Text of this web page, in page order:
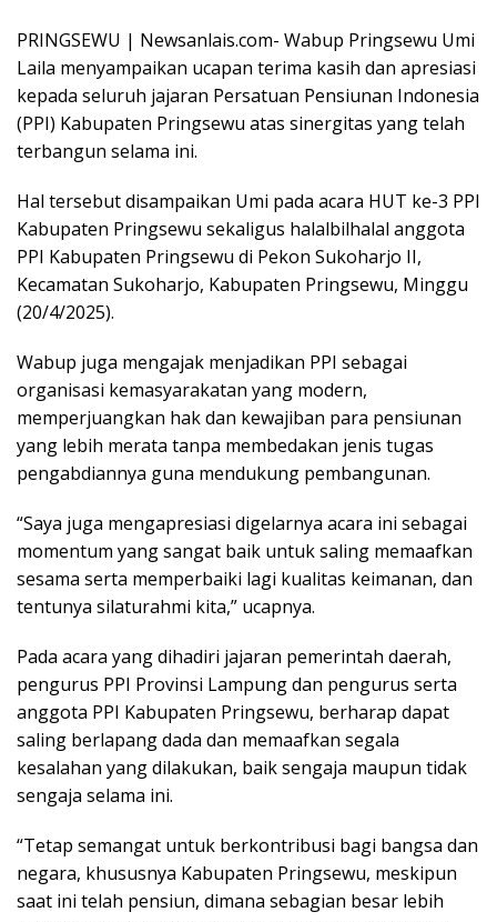
PRINGSEWU | Newsanlais.com- Wabup Pringsewu Umi
Laila menyampaikan ucapan terima kasih dan apresiasi
kepada seluruh jajaran Persatuan Pensiunan Indonesia
(PPI) Kabupaten Pringsewu atas sinergitas yang telah
terbangun selama ini.
Hal tersebut disampaikan Umi pada acara HUT ke-3 PPI
Kabupaten Pringsewu sekaligus halalbilhalal anggota
PPI Kabupaten Pringsewu di Pekon Sukoharjo II,
Kecamatan Sukoharjo, Kabupaten Pringsewu, Minggu
(20/4/2025).
Wabup juga mengajak menjadikan PPI sebagai
organisasi kemasyarakatan yang modern,
memperjuangkan hak dan kewajiban para pensiunan
yang lebih merata tanpa membedakan jenis tugas
pengabdiannya guna mendukung pembangunan.
“Saya juga mengapresiasi digelarnya acara ini sebagai
momentum yang sangat baik untuk saling memaafkan
sesama serta memperbaiki lagi kualitas keimanan, dan
tentunya silaturahmi kita,” ucapnya.
Pada acara yang dihadiri jajaran pemerintah daerah,
pengurus PPI Provinsi Lampung dan pengurus serta
anggota PPI Kabupaten Pringsewu, berharap dapat
saling berlapang dada dan memaafkan segala
kesalahan yang dilakukan, baik sengaja maupun tidak
sengaja selama ini.
“Tetap semangat untuk berkontribusi bagi bangsa dan
negara, khususnya Kabupaten Pringsewu, meskipun
saat ini telah pensiun, dimana sebagian besar lebih